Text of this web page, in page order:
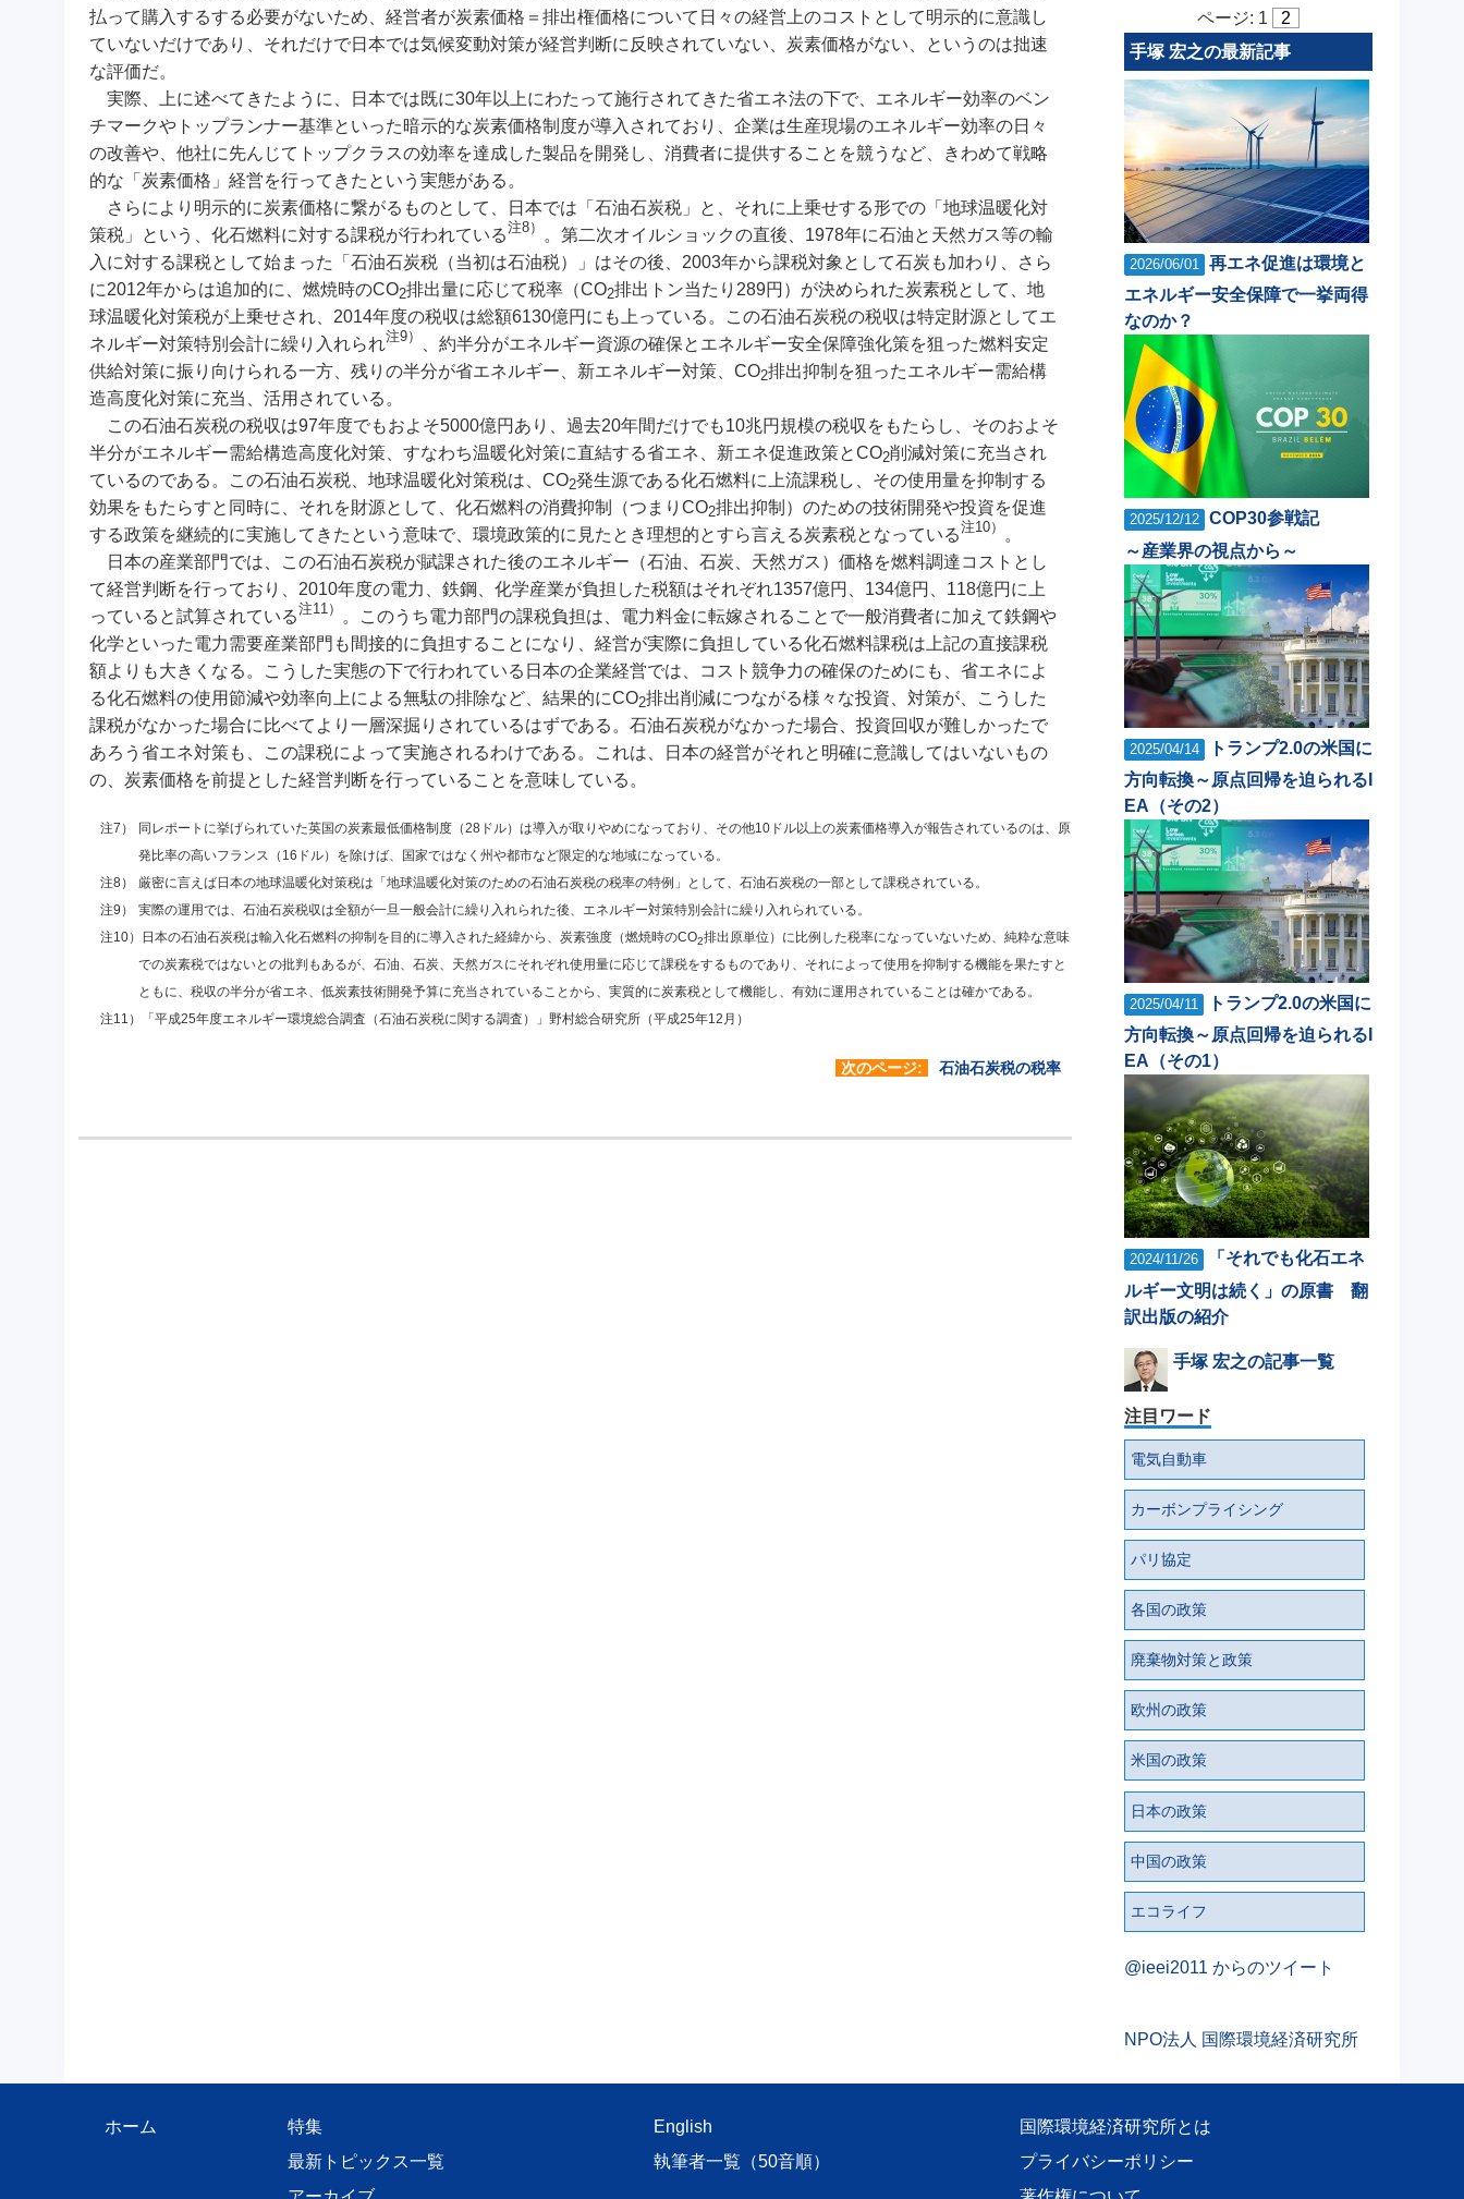
払って購入するする必要がないため、経営者が炭素価格＝排出権価格について日々の経営上のコストとして明示的に意識し
ていないだけであり、それだけで日本では気候変動対策が経営判断に反映されていない、炭素価格がない、というのは拙速
な評価だ。
実際、上に述べてきたように、日本では既に30年以上にわたって施行されてきた省エネ法の下で、エネルギー効率のベン
チマークやトップランナー基準といった暗示的な炭素価格制度が導入されており、企業は生産現場のエネルギー効率の日々
の改善や、他社に先んじてトップクラスの効率を達成した製品を開発し、消費者に提供することを競うなど、きわめて戦略
的な「炭素価格」経営を行ってきたという実態がある。
さらにより明示的に炭素価格に繋がるものとして、日本では「石油石炭税」と、それに上乗せする形での「地球温暖化対
策税」という、化石燃料に対する課税が行われている注8）
。第二次オイルショックの直後、1978年に石油と天然ガス等の輸
入に対する課税として始まった「石油石炭税（当初は石油税）」はその後、2003年から課税対象として石炭も加わり、さら
に2012年からは追加的に、燃焼時のCO2排出量に応じて税率（CO2排出トン当たり289円）が決められた炭素税として、地
球温暖化対策税が上乗せされ、2014年度の税収は総額6130億円にも上っている。この石油石炭税の税収は特定財源としてエ
ネルギー対策特別会計に繰り入れられ注9）
、約半分がエネルギー資源の確保とエネルギー安全保障強化策を狙った燃料安定
供給対策に振り向けられる一方、残りの半分が省エネルギー、新エネルギー対策、CO2排出抑制を狙ったエネルギー需給構
造高度化対策に充当、活用されている。
この石油石炭税の税収は97年度でもおよそ5000億円あり、過去20年間だけでも10兆円規模の税収をもたらし、そのおよそ
半分がエネルギー需給構造高度化対策、すなわち温暖化対策に直結する省エネ、新エネ促進政策とCO2削減対策に充当され
ているのである。この石油石炭税、地球温暖化対策税は、CO2発生源である化石燃料に上流課税し、その使用量を抑制する
効果をもたらすと同時に、それを財源として、化石燃料の消費抑制（つまりCO2排出抑制）のための技術開発や投資を促進
する政策を継続的に実施してきたという意味で、環境政策的に見たとき理想的とすら言える炭素税となっている注10）
。
日本の産業部門では、この石油石炭税が賦課された後のエネルギー（石油、石炭、天然ガス）価格を燃料調達コストとし
て経営判断を行っており、2010年度の電力、鉄鋼、化学産業が負担した税額はそれぞれ1357億円、134億円、118億円に上
っていると試算されている注11）
。このうち電力部門の課税負担は、電力料金に転嫁されることで一般消費者に加えて鉄鋼や
化学といった電力需要産業部門も間接的に負担することになり、経営が実際に負担している化石燃料課税は上記の直接課税
額よりも大きくなる。こうした実態の下で行われている日本の企業経営では、コスト競争力の確保のためにも、省エネによ
る化石燃料の使用節減や効率向上による無駄の排除など、結果的にCO2排出削減につながる様々な投資、対策が、こうした
課税がなかった場合に比べてより一層深掘りされているはずである。石油石炭税がなかった場合、投資回収が難しかったで
あろう省エネ対策も、この課税によって実施されるわけである。これは、日本の経営がそれと明確に意識してはいないもの
の、炭素価格を前提とした経営判断を行っていることを意味している。
注7）
同レポートに挙げられていた英国の炭素最低価格制度（28ドル）は導入が取りやめになっており、その他10ドル以上の炭素価格導入が報告されているのは、原
発比率の高いフランス（16ドル）を除けば、国家ではなく州や都市など限定的な地域になっている。
注8）
厳密に言えば日本の地球温暖化対策税は「地球温暖化対策のための石油石炭税の税率の特例」として、石油石炭税の一部として課税されている。
注9）
実際の運用では、石油石炭税収は全額が一旦一般会計に繰り入れられた後、エネルギー対策特別会計に繰り入れられている。
注10）
日本の石油石炭税は輸入化石燃料の抑制を目的に導入された経緯から、炭素強度（燃焼時のCO2排出原単位）に比例した税率になっていないため、純粋な意味
での炭素税ではないとの批判もあるが、石油、石炭、天然ガスにそれぞれ使用量に応じて課税をするものであり、それによって使用を抑制する機能を果たすと
ともに、税収の半分が省エネ、低炭素技術開発予算に充当されていることから、実質的に炭素税として機能し、有効に運用されていることは確かである。
注11）
「平成25年度エネルギー環境総合調査（石油石炭税に関する調査）」野村総合研究所（平成25年12月）
次のページ: 石油石炭税の税率
ページ: 1
2
手塚 宏之の最新記事
2026/06/01
再エネ促進は環境と
エネルギー安全保障で一挙両得
なのか？
2025/12/12 COP30参戦記
～産業界の視点から～
2025/04/14
トランプ2.0の米国に
方向転換～原点回帰を迫られるI
EA（その2）
2025/04/11
トランプ2.0の米国に
方向転換～原点回帰を迫られるI
EA（その1）
2024/11/26
「それでも化石エネ
ルギー文明は続く」の原書 翻
訳出版の紹介
手塚 宏之の記事一覧
注目ワード
電気自動車
カーボンプライシング
パリ協定
各国の政策
廃棄物対策と政策
欧州の政策
米国の政策
日本の政策
中国の政策
エコライフ
@ieei2011 からのツイート
NPO法人 国際環境経済研究所
ホーム
特集
最新トピックス一覧
English
執筆者一覧（50音順）
国際環境経済研究所とは
プライバシーポリシー